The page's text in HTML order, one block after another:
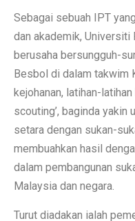
Sebagai sebuah IPT
dan akademik, Universiti
berusaha bersungguh-
Besbol di dalam takwim
kejohanan, latihan-
scouting’, baginda yakin
setara dengan sukan-
membuahkan hasil
dalam pembangunan
Malaysia dan negara.
Turut diadakan ialah